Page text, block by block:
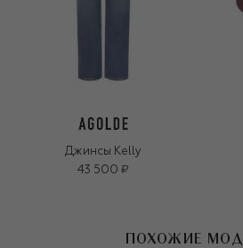
Джинсы Kelly
43 500 ₽
ПОХОЖИЕ